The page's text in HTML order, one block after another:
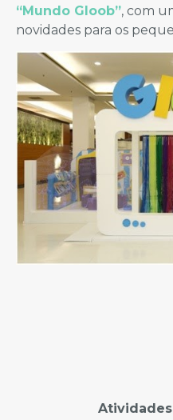
“Mundo Gloob”, com
novidades para os
Atividades